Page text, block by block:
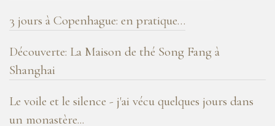
3 jours à Copenhague: en pratique…
Découverte: La Maison de thé Song Fang à
Shanghai
Le voile et le silence - j'ai vécu quelques jours dans
un monastère...